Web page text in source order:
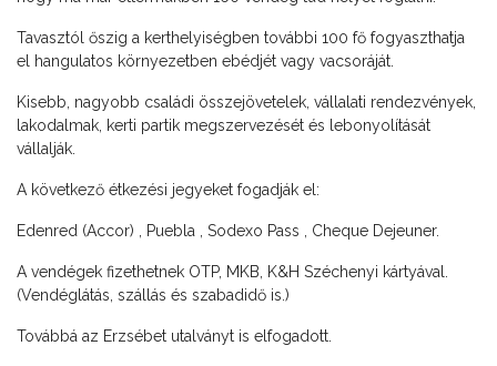
Tavasztól őszig a kerthelyiségben további 100 fő fogyaszthatja
el hangulatos környezetben ebédjét vagy vacsoráját.
Kisebb, nagyobb családi összejövetelek, vállalati rendezvények,
lakodalmak, kerti partik megszervezését és lebonyolítását
vállalják.
A következő étkezési jegyeket fogadják el:
Edenred (Accor) , Puebla , Sodexo Pass , Cheque Dejeuner.
A vendégek fizethetnek OTP, MKB, K&H Széchenyi kártyával.
(Vendéglátás, szállás és szabadidő is.)
Továbbá az Erzsébet utalványt is elfogadott.